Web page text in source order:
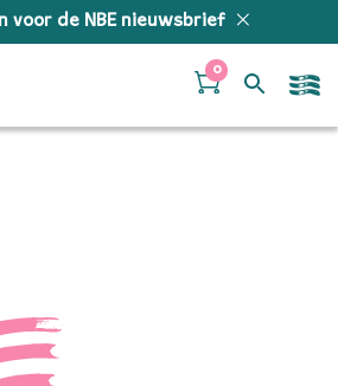
voor de NBE nieuwsbrief
0